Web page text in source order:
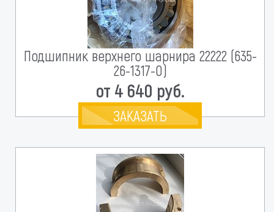
Подшипник верхнего шарнира 22222 (635-
26-1317-0)
от 4 640 руб.
ЗАКАЗАТЬ